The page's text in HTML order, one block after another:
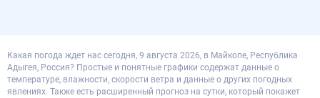
Какая погода ждет нас сегодня, 9 августа 2026, в Майкопе, Республика
Адыгея, Россия? Простые и понятные графики содержат данные о
температуре, влажности, скорости ветра и данные о других погодных
явлениях. Также есть расширенный прогноз на сутки, который покажет